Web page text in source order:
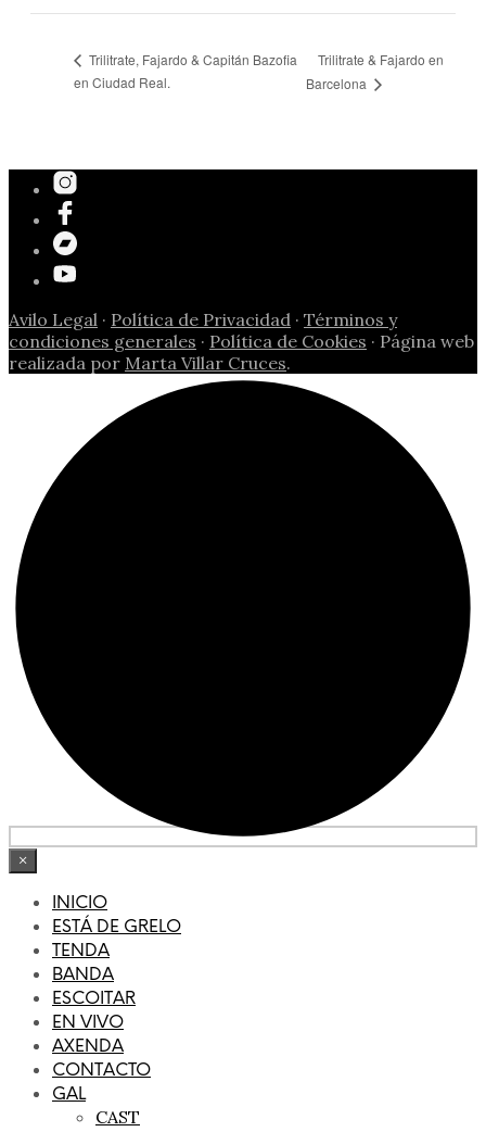
Trilitrate, Fajardo & Capitán Bazofia
en Ciudad Real.
Trilitrate & Fajardo en
Barcelona
Avilo Legal · Política de Privacidad · Términos y
condiciones generales · Política de Cookies · Página web
realizada por Marta Villar Cruces.
×
INICIO
ESTÁ DE GRELO
TENDA
BANDA
ESCOITAR
EN VIVO
AXENDA
CONTACTO
GAL
CAST